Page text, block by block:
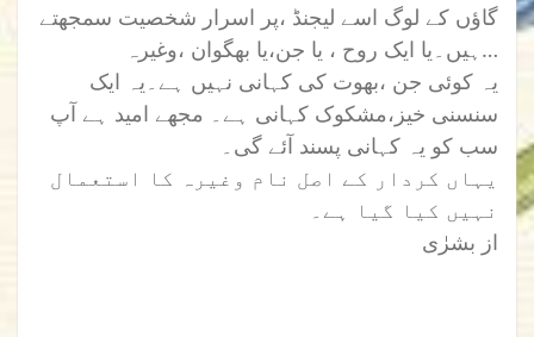
گاؤں کے لوگ اسے لیجنڈ ،پر اسرار شخصیت سمجھتے
ہیں۔یا ایک روح ، یا جن،یا بھگوان ،وغیرہ…
یہ کوئی جن ،بھوت کی کہانی نہیں ہے۔یہ ایک
سنسنی خیز،مشکوک کہانی ہے۔ مجھے امید ہے آپ
سب کو یہ کہانی پسند آئے گی۔
یہاں کردار کے اصل نام وغیرہ کا استعمال
نہیں کیا گیا ہے۔
از بشرٰی